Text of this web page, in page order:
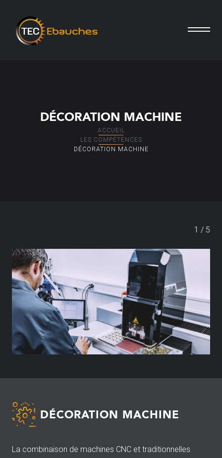
DÉCORATION MACHINE
ACCUEIL
LES COMPÉTENCES
DÉCORATION MACHINE
1 / 5
DÉCORATION MACHINE
La combinaison de machines CNC et traditionnelles